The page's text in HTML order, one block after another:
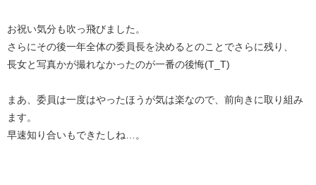
お祝い気分も吹っ飛びました。
さらにその後一年全体の委員長を決めるとのことでさらに残り、
長女と写真かが撮れなかったのが一番の後悔(T_T)
まあ、委員は一度はやったほうが気は楽なので、前向きに取り組み
ます。
早速知り合いもできたしね…。